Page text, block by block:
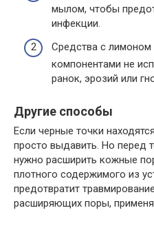
мылом, чтобы
инфекции.
Средства с
компонентами не
ранок, эрозий или
Другие способы
Если черные точки
просто выдавить. Но перед
нужно расширить кожные
плотного содержимого из
предотвратит
расширяющих поры,